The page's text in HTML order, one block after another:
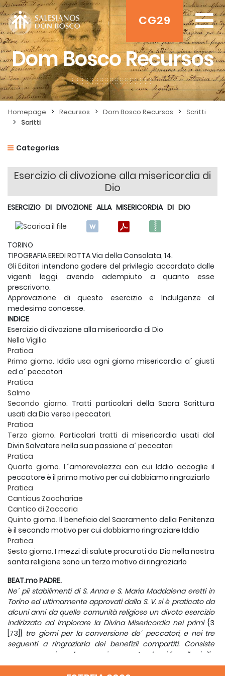
CG29
Dom Bosco Recursos
Homepage > Recursos > Dom Bosco Recursos > Scritti
> Scritti
Categorías
Esercizio di divozione alla misericordia di
Dio
ESERCIZIO DI DIVOZIONE ALLA MISERICORDIA DI DIO
TORINO
TIPOGRAFIA EREDI ROTTA Via della Consolata, 14.
Gli Editori intendono godere del privilegio accordato dalle
vigenti leggi, avendo adempiuto a quanto esse
prescrivono.
Approvazione di questo esercizio e Indulgenze al
medesimo concesse.
INDICE
Esercizio di divozione alla misericordia di Dio
Nella Vigilia
Pratica
Primo giorno. Iddio usa ogni giorno misericordia a´ giusti
ed a´ peccatori
Pratica
Salmo
Secondo giorno. Tratti particolari della Sacra Scrittura
usati da Dio verso i peccatori.
Pratica
Terzo giorno. Particolari tratti di misericordia usati dal
Divin Salvatore nella sua passione a´ peccatori
Pratica
Quarto giorno. L´amorevolezza con cui Iddio accoglie il
peccatore è il primo motivo per cui dobbiamo ringraziarlo
Pratica
Canticus Zacchariae
Cantico di Zaccaria
Quinto giorno. Il beneficio del Sacramento della Penitenza
è il secondo motivo per cui dobbiamo ringraziare Iddio
Pratica
Sesto giorno. I mezzi di salute procurati da Dio nella nostra
santa religione sono un terzo motivo di ringraziarlo
BEAT.mo PADRE.
Ne´ pii stabilimenti di S. Anna e S. Maria Maddalena eretti in
Torino ed ultimamente approvati dalla S. V. si è praticato da
alcuni anni da quelle comunità religiose un divoto esercizio
indirizzato ad implorare la Divina Misericordia nei primi {3
[73]} tre giorni per la conversione de´ peccatori, e nei tre
seguenti a ringraziarla dei benefizii compartiti. Consiste
come segue: in un breve ragionamento, che si fa nella vigilia
del primo giorno, vi si espone il piano, e lo scopo della